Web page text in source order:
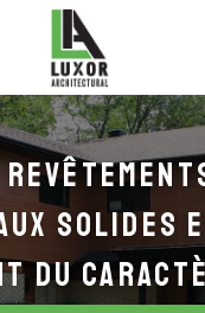
solides
du